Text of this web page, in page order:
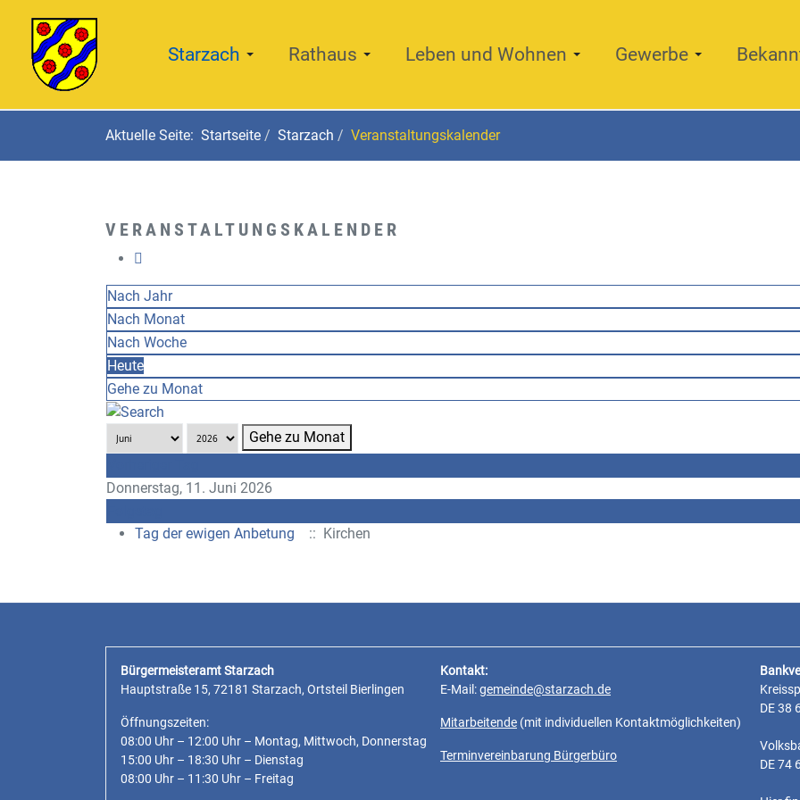
Starzach Rathaus Leben und Wohnen Gewerbe
Aktuelle Seite: Startseite Starzach Veranstaltungskalender
VERANSTALTUNGSKALENDER
Nach Jahr
Nach Monat
Nach Woche
Heute
Gehe zu Monat
Gehe zu Monat
Donnerstag, 11. Juni 2026
Tag der ewigen Anbetung
:: Kirchen
Bürgermeisteramt Starzach
Hauptstraße 15, 72181 Starzach, Ortsteil Bierlingen
Öffnungszeiten:
08:00 Uhr – 12:00 Uhr – Montag, Mittwoch, Donnerstag
15:00 Uhr – 18:30 Uhr – Dienstag
08:00 Uhr – 11:30 Uhr – Freitag
Kontakt:
E-Mail:gemeinde@starzach.de
Mitarbeitende (mit individuellen Kontaktmöglichkeiten)
Terminvereinbarung Bürgerbüro
DE 38
DE 74